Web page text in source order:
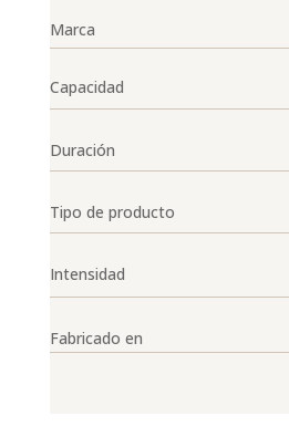
Marca
Capacidad
Duración
Tipo de producto
Intensidad
Fabricado en